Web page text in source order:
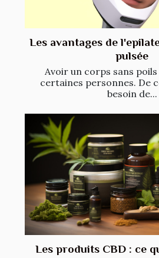
Les avantages de
pulsée
Avoir un corps sans
certaines personnes. De
besoin de...
Les produits CBD : ce